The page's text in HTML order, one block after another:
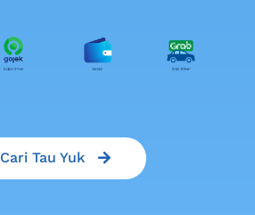
Cari Tau Yuk